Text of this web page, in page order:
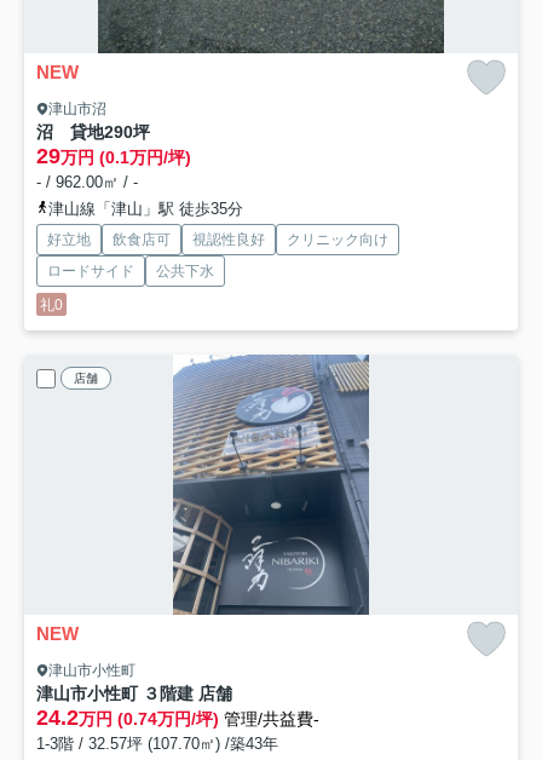
NEW
津山市沼
沼 貸地290坪
29万円 (0.1万円/坪)
- / 962.00㎡ / -
津山線「津山」駅 徒歩35分
好立地 飲食店可 視認性良好
クリニック向け
ロードサイド
公共下水
礼0
店舗
NEW
津山市小性町
津山市小性町 ３階建 店舗
24.2万円 (0.74万円/坪) 管理/共益費-
1-3階 / 32.57坪 (107.70㎡) /築43年